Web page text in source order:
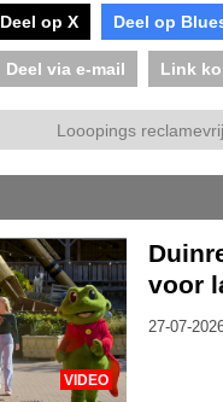
Deel op X Deel op
Deel via e-mail Link
Looopings
VIDEO
voor
27-07-